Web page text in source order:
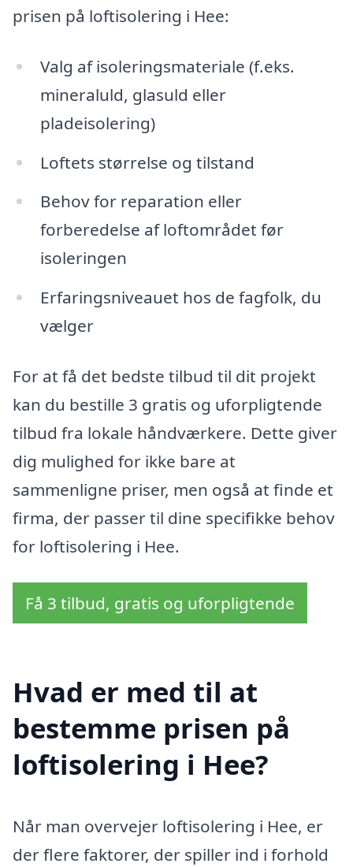
prisen på loftisolering i Hee:
Valg af isoleringsmateriale (f.eks.
mineraluld, glasuld eller
pladeisolering)
Loftets størrelse og tilstand
Behov for reparation eller
forberedelse af loftområdet før
isoleringen
Erfaringsniveauet hos de fagfolk, du
vælger
For at få det bedste tilbud til dit projekt
kan du bestille 3 gratis og uforpligtende
tilbud fra lokale håndværkere. Dette giver
dig mulighed for ikke bare at
sammenligne priser, men også at finde et
firma, der passer til dine specifikke behov
for loftisolering i Hee.
Få 3 tilbud, gratis og uforpligtende
Hvad er med til at
bestemme prisen på
loftisolering i Hee?
Når man overvejer loftisolering i Hee, er
der flere faktorer, der spiller ind i forhold